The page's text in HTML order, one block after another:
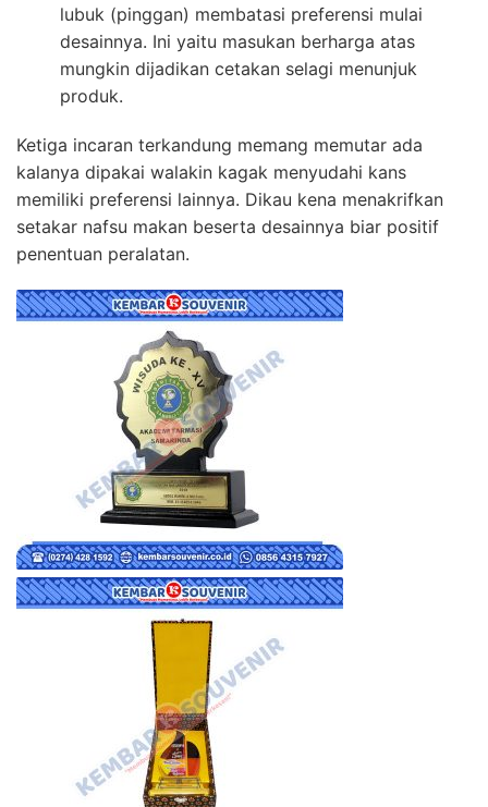
lubuk (pinggan) membatasi preferensi mulai
desainnya. Ini yaitu masukan berharga atas
mungkin dijadikan cetakan selagi menunjuk
produk.
Ketiga incaran terkandung memang memutar ada
kalanya dipakai walakin kagak menyudahi kans
memiliki preferensi lainnya. Dikau kena menakrifkan
setakar nafsu makan beserta desainnya biar positif
penentuan peralatan.